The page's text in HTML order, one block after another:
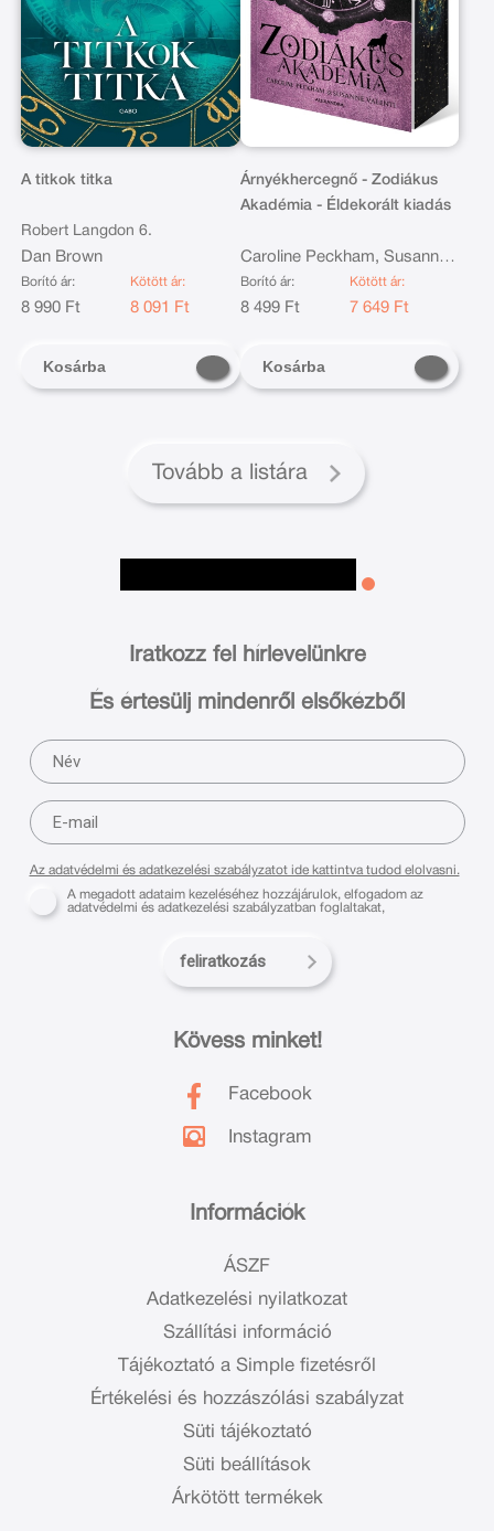
A titkok titka
Robert Langdon 6.
Dan Brown
Borító ár:
8 990 Ft
Kötött ár:
8 091 Ft
Kosárba
Árnyékhercegnő - Zodiákus
Akadémia - Éldekorált kiadás
Caroline Peckham, Susanne
Valenti
Borító ár:
8 499 Ft
Kötött ár:
7 649 Ft
Kosárba
Tovább a listára
Információk
ÁSZF
Adatkezelési nyilatkozat
Szállítási információ
Tájékoztató a Simple fizetésről
Értékelési és hozzászólási szabályzat
Süti tájékoztató
Süti beállítások
Árkötött termékek
Kövess minket!
Facebook
Instagram
Iratkozz fel hírlevelünkre
És értesülj mindenről elsőkézből
Az adatvédelmi és adatkezelési szabályzatot ide kattintva tudod elolvasni.
A megadott adataim kezeléséhez hozzájárulok, elfogadom az
adatvédelmi és adatkezelési szabályzatban foglaltakat,
feliratkozás